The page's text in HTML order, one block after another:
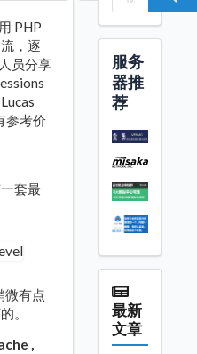
PHP
，逐
员分享
参考价
套最
微有点
。
,
服务
器推
荐
最新
文章